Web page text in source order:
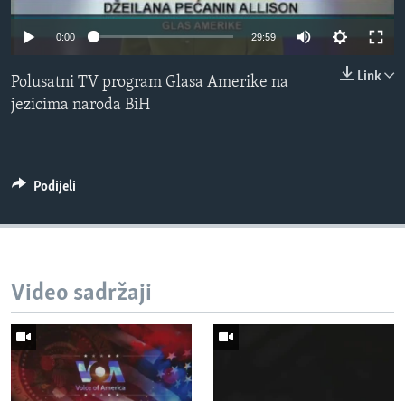
Learning English
PRATITE NAS
Jezici
0:00 29:59
Link
Polusatni TV program Glasa Amerike na
jezicima naroda BiH
Podijeli
Video sadržaji